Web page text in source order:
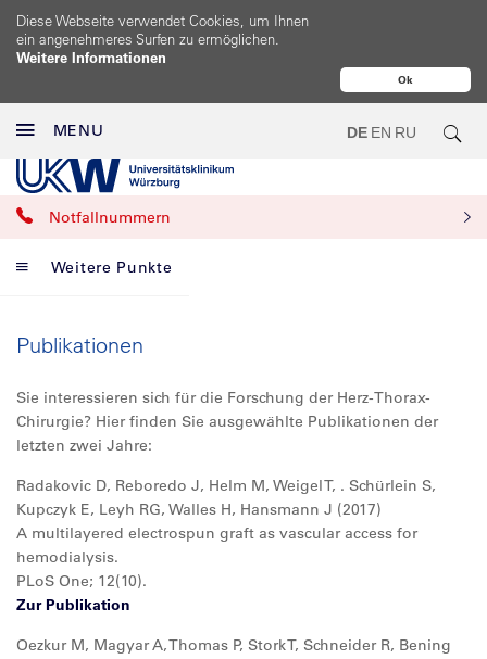
Ok
Diese Webseite verwendet Cookies, um Ihnen
ein angenehmeres Surfen zu ermöglichen.
Weitere Informationen
MENU DE EN RU
Notfallnummern
Weitere Punkte
Publikationen
Sie interessieren sich für die Forschung der Herz-Thorax-
Chirurgie? Hier finden Sie ausgewählte Publikationen der
letzten zwei Jahre:
Radakovic D, Reboredo J, Helm M, Weigel T, . Schürlein S,
Kupczyk E, Leyh RG, Walles H, Hansmann J (2017)
A multilayered electrospun graft as vascular access for
hemodialysis.
PLoS One; 12(10).
Zur Publikation
Oezkur M, Magyar A, Thomas P, Stork T, Schneider R, Bening